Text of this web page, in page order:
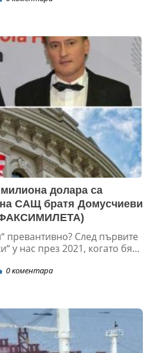
долара са
САЩ братя Домусчиеви
превантивно? След първите
у нас през 2021, когато бя...
0коментара